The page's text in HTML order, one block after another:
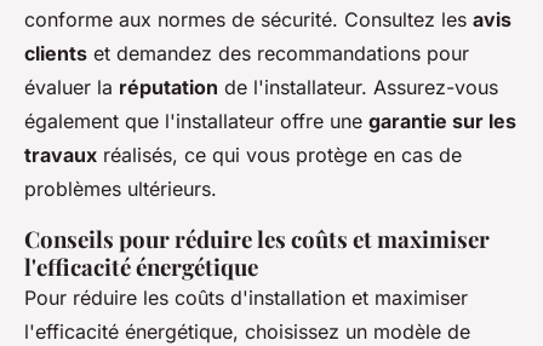
conforme aux normes de sécurité. Consultez les avis
clients et demandez des recommandations pour
évaluer la réputation de l'installateur. Assurez-vous
également que l'installateur offre une garantie sur les
travaux réalisés, ce qui vous protège en cas de
problèmes ultérieurs.
Conseils pour réduire les coûts et maximiser
l'efficacité énergétique
Pour réduire les coûts d'installation et maximiser
l'efficacité énergétique, choisissez un modèle de